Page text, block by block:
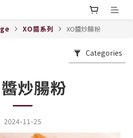
XO醬系列 XO醬炒腸粉
Categories
炒腸粉
2024-11-25